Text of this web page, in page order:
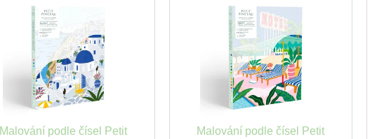
Malování podle čísel Petit
Malování podle čísel Petit